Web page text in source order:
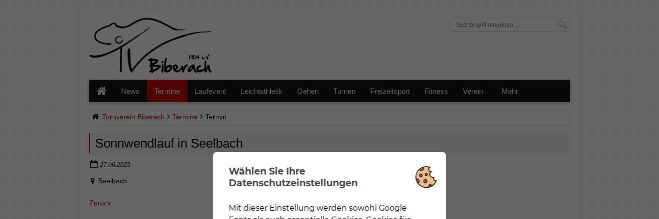
überspringenNews Termine Laufevent Leichtathletik Gehen Turnen Freizeitsport Fitness Verein Mehr
Turnverein Biberach Termine Termin
Sonnwendlauf in Seelbach
27.06.2025
Seelbach
Zurück
Wählen Sie Ihre
Datenschutzeinstellungen
Notwendig Mit dieser Einstellung werden nur Cookies und
Mit dieser Einstellung werden sowohl Google